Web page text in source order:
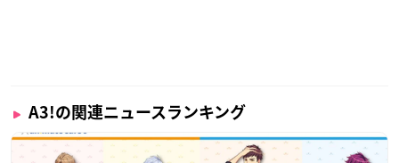
A3!の関連ニュースランキング